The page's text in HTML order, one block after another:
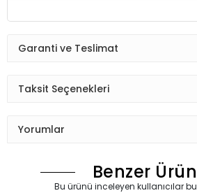
Garanti ve Teslimat
Taksit Seçenekleri
Yorumlar
Benzer
Bu ürünü inceleyen kullanıcılar